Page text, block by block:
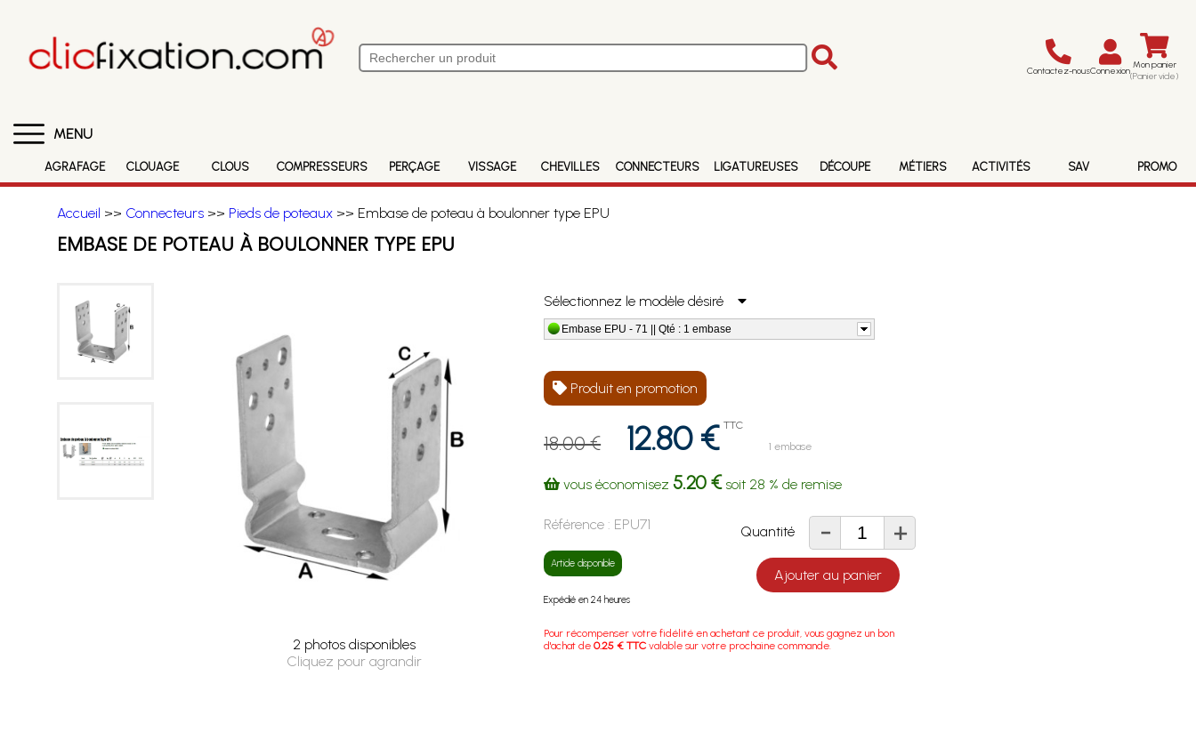
Contactez-nousConnexion Mon panier
(Panier vide)
MENU
AGRAFAGE CLOUAGE CLOUS COMPRESSEURS PERÇAGE VISSAGE CHEVILLES CONNECTEURS LIGATUREUSES DÉCOUPE MÉTIERS ACTIVITÉS SAV PROMO
Accueil >> Connecteurs>> Pieds de poteaux>> Embase de poteau à boulonner type EPU
EMBASE DE POTEAU À BOULONNER TYPE EPU
2 photos disponibles
Cliquez pour agrandir
Sélectionnez le modèle désiré
Embase EPU - 71 || Qté : 1 embase
Produit en promotion
18.00 € 12.80 € TTC
1 embase
vous économisez5.20 €soit 28 % de remise
Référence : EPU71
Article disponible
Expédié en 24 heures
Quantité - +
Ajouter au panier
Pour récompenser votre fidélité en achetant ce produit, vous gagnez un bon
d'achat de0.25 € TTC valable sur votre prochaine commande.